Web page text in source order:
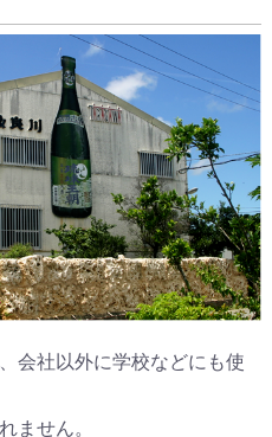
会社以外に学校などにも使
ません。